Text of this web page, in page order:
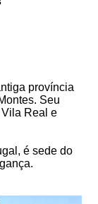
província
Seu
Real e
é sede do